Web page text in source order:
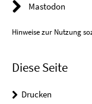
Mastodon
Hinweise zur Nutzung
Diese Seite
Drucken